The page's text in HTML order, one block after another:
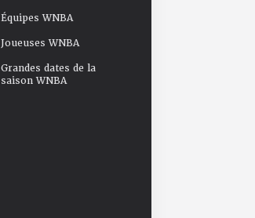
Équipes WNBA
Joueuses WNBA
Grandes dates de la
saison WNBA